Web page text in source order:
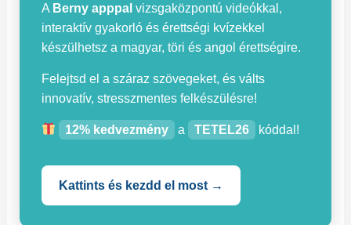
A Berny apppal vizsgaközpontú videókkal,
interaktív gyakorló és érettségi kvízekkel
készülhetsz a magyar, töri és angol érettségire.
Felejtsd el a száraz szövegeket, és válts
innovatív, stresszmentes felkészülésre!
12% kedvezmény a TETEL26 kóddal!
Kattints és kezdd el most →